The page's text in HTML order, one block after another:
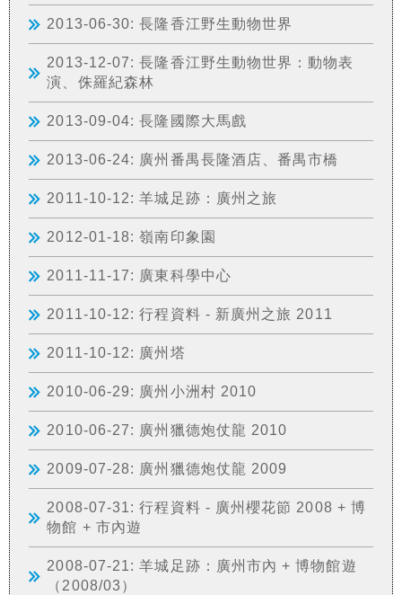
2013-06-30: 長隆香江野生動物世界
2013-12-07: 長隆香江野生動物世界：動物表
演、侏羅紀森林
2013-09-04: 長隆國際大馬戲
2013-06-24: 廣州番禺長隆酒店、番禺市橋
2011-10-12: 羊城足跡：廣州之旅
2012-01-18: 嶺南印象園
2011-11-17: 廣東科學中心
2011-10-12: 行程資料 - 新廣州之旅 2011
2011-10-12: 廣州塔
2010-06-29: 廣州小洲村 2010
2010-06-27: 廣州獵德炮仗龍 2010
2009-07-28: 廣州獵德炮仗龍 2009
2008-07-31: 行程資料 - 廣州櫻花節 2008 + 博
物館 + 市內遊
2008-07-21: 羊城足跡：廣州市內 + 博物館遊
（2008/03）